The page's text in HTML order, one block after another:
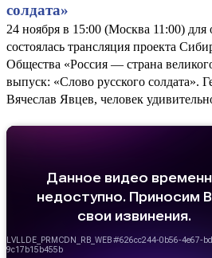
солдата»
24 ноября в 15:00 (Москва 11:00) для
состоялась трансляция проекта
Общества «Россия — страна
выпуск: «Слово русского солдата».
Вячеслав Явцев, человек